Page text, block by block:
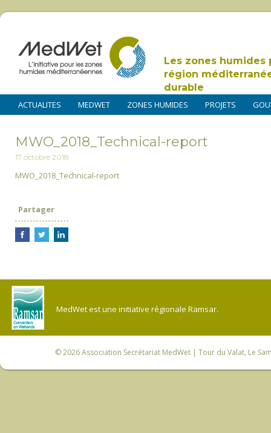
Les zones humides
région
durable
ACTUALITES MEDWET ZONES HUMIDES PROJETS
MWO_2018_Technical-report
17 octobre 2018
MWO_2018_Technical-report
Partager
MedWet est une initiative régionale Ramsar.
© 2026Association Secrétariat MedWet | Tour du Valat, Le